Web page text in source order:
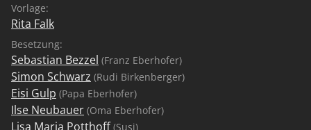
Vorlage:
Rita Falk
Besetzung:
Sebastian Bezzel (Franz Eberhofer)
Simon Schwarz (Rudi Birkenberger)
Eisi Gulp (Papa Eberhofer)
Ilse Neubauer (Oma Eberhofer)
Lisa Maria Potthoff(Susi)